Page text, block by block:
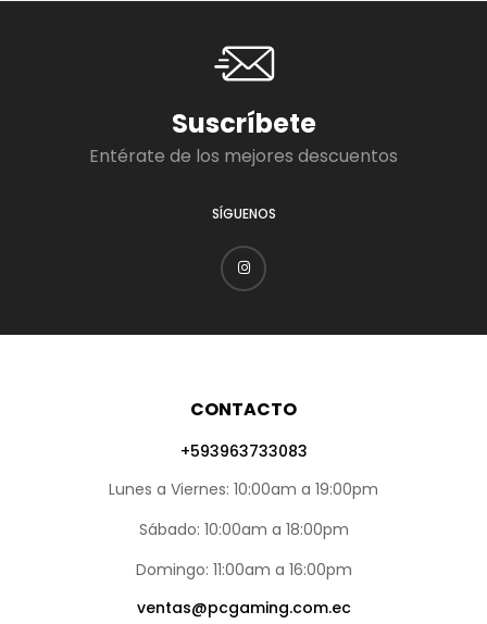
Suscríbete
Entérate de los mejores descuentos
SÍGUENOS
CONTACTO
+593963733083
Lunes a Viernes: 10:00am a 19:00pm
Sábado: 10:00am a 18:00pm
Domingo: 11:00am a 16:00pm
ventas@pcgaming.com.ec